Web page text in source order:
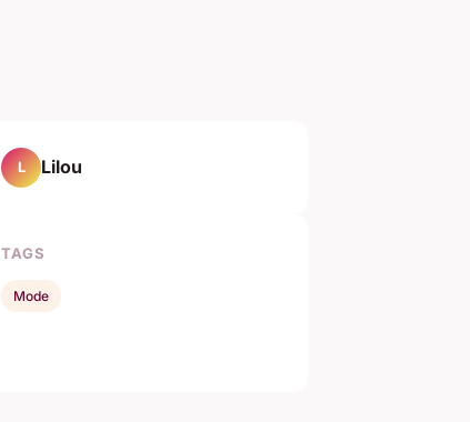
L Lilou
TAGS
Mode